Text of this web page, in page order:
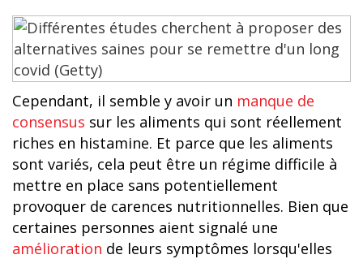
Cependant, il semble y avoir un manque de
consensus sur les aliments qui sont réellement
riches en histamine. Et parce que les aliments
sont variés, cela peut être un régime difficile à
mettre en place sans potentiellement
provoquer de carences nutritionnelles. Bien que
certaines personnes aient signalé une
amélioration de leurs symptômes lorsqu'elles